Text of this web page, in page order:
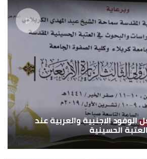
الوفود الاجنبية والعربية عند
الحسينية